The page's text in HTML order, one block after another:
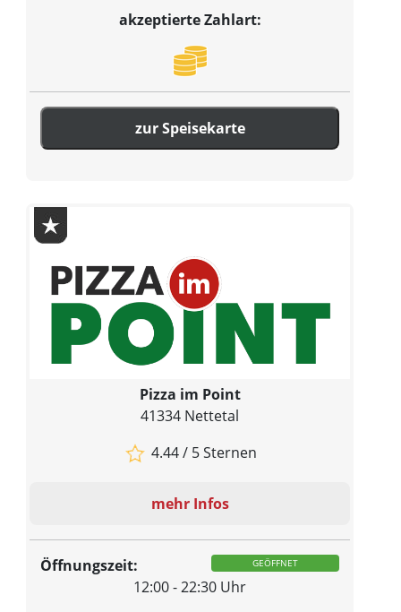
akzeptierte Zahlart:
zur Speisekarte
Pizza im Point
41334 Nettetal
4.44 / 5 Sternen
mehr Infos
Öffnungszeit: GEÖFFNET
12:00 - 22:30 Uhr